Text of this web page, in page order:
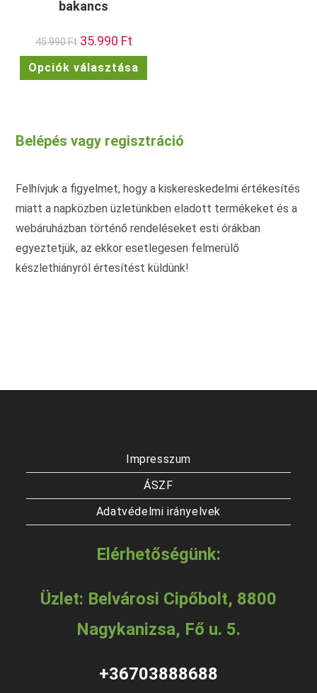
bakancs
45.990Ft Original
price
was:
45.990 Ft.
35.990 FtCurrent
price
is:
35.990 Ft.
Opciók választása
Ennek
terméknek
a
termékoldalon
Belépés vagy regisztráció
Felhívjuk a figyelmet, hogy a kiskereskedelmi értékesítés
miatt a napközben üzletünkben eladott termékeket és a
webáruházban történő rendeléseket esti órákban
egyeztetjük, az ekkor esetlegesen felmerülő
készlethiányról értesítést küldünk!
Impresszum
ÁSZF
Adatvédelmi irányelvek
Elérhetőségünk:
Üzlet: Belvárosi Cipőbolt, 8800
Nagykanizsa, Fő u. 5.
+36703888688